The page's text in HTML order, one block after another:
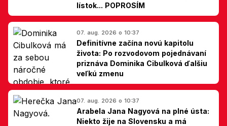
lístok... POPROSÍM
07. aug. 2026 o 10:37
Definitívne začína novú kapitolu
života: Po rozvodovom pojednávaní
priznáva Dominika Cibulková ďalšiu
veľkú zmenu
07. aug. 2026 o 10:37
Arabela Jana Nagyová na plné ústa:
Niekto žije na Slovensku a má